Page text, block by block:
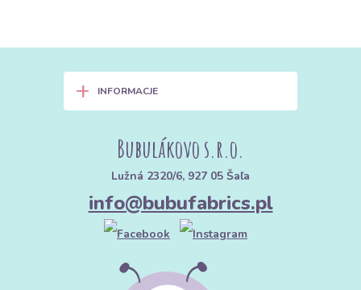
+ INFORMACJE
Bubulákovo s.r.o.
Lužná 2320/6, 927 05 Šaľa
info@bubufabrics.pl